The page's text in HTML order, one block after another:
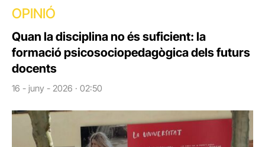
OPINIÓ
Quan la disciplina no és suficient: la
formació psicosociopedagògica dels futurs
docents
16 - juny - 2026 · 02:50